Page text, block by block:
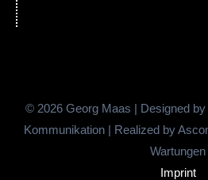
© 2026 Georg Maas | Designed by
Kommunikation
| Realized by
Wartungen
Imprint